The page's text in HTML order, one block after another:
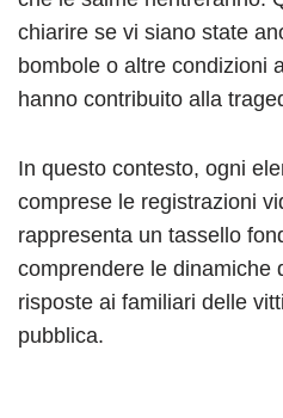
chiarire se vi siano state
bombole o altre condizioni
hanno contribuito alla
In questo contesto, ogni
comprese le registrazioni
rappresenta un tassello
comprendere le dinamiche
risposte ai familiari delle
pubblica.